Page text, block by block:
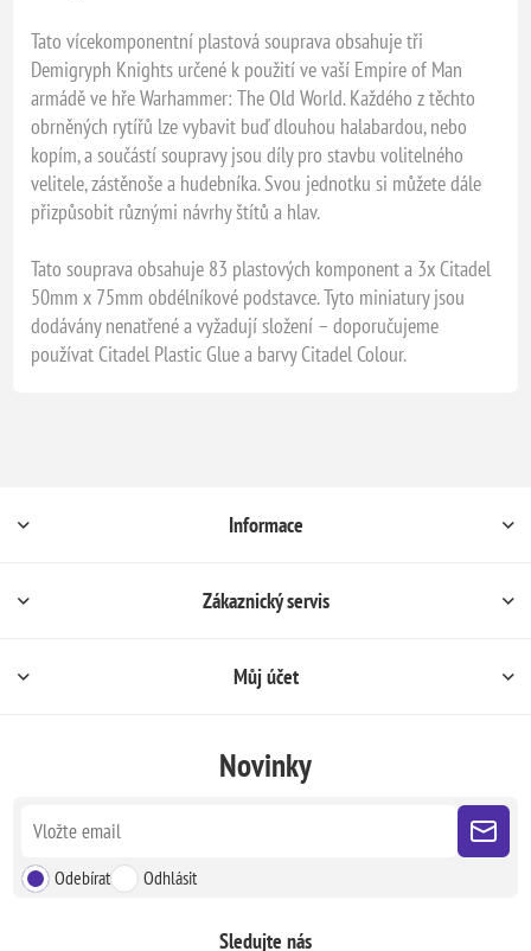
Tato vícekomponentní plastová souprava obsahuje tři
Demigryph Knights určené k použití ve vaší Empire of Man
armádě ve hře Warhammer: The Old World. Každého z těchto
obrněných rytířů lze vybavit buď dlouhou halabardou, nebo
kopím, a součástí soupravy jsou díly pro stavbu volitelného
velitele, zástěnoše a hudebníka. Svou jednotku si můžete dále
přizpůsobit různými návrhy štítů a hlav.
Tato souprava obsahuje 83 plastových komponent a 3x Citadel
50mm x 75mm obdélníkové podstavce. Tyto miniatury jsou
dodávány nenatřené a vyžadují složení – doporučujeme
používat Citadel Plastic Glue a barvy Citadel Colour.
Informace
Zákaznický servis
Můj účet
Novinky
Odebírat Odhlásit
Sledujte nás